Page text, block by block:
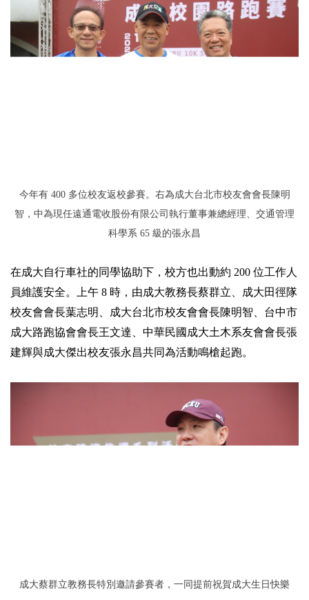
今年有 400 多位校友返校參賽。右為成大台北市校友會會長陳明
智，中為現任遠通電收股份有限公司執行董事兼總經理、交通管理
科學系 65 級的張永昌
在成大自行車社的同學協助下，校方也出動約 200 位工作人
員維護安全。上午 8 時，由成大教務長蔡群立、成大田徑隊
校友會會長葉志明、成大台北市校友會會長陳明智、台中市
成大路跑協會會長王文達、 中華民國成大土木系友會會長張
建輝與成大傑出校友張永昌共同為活動鳴槍起跑。
成大蔡群立教務長特別邀請參賽者，一同提前祝賀成大生日快樂